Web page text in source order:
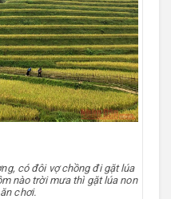
có đôi vợ chồng đi gặt lúa
nào trời mưa thì gặt lúa non
chơi.